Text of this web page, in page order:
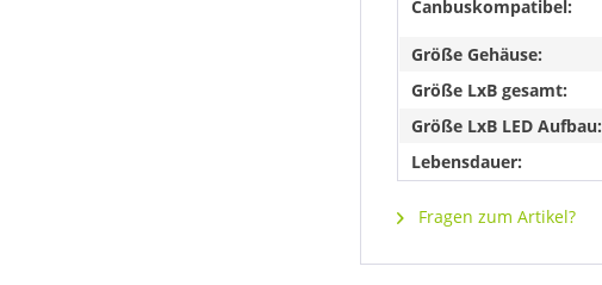
Canbuskompatibel:
Größe Gehäuse:
Größe LxB gesamt:
Größe LxB LED Aufbau:
Lebensdauer:
Fragen zum Artikel?